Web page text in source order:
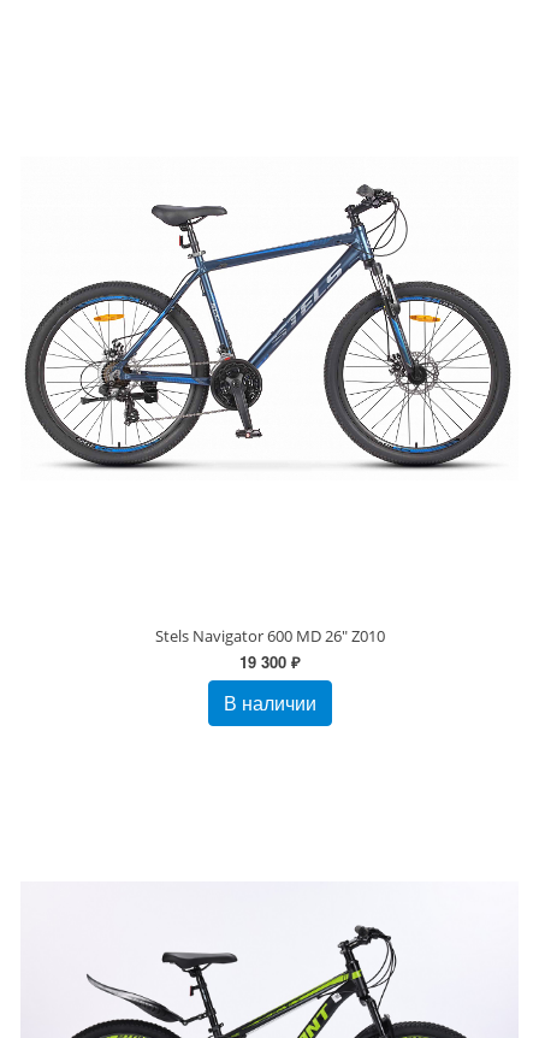
Stels Navigator 600 MD 26" Z010
19 300 ₽
В наличии